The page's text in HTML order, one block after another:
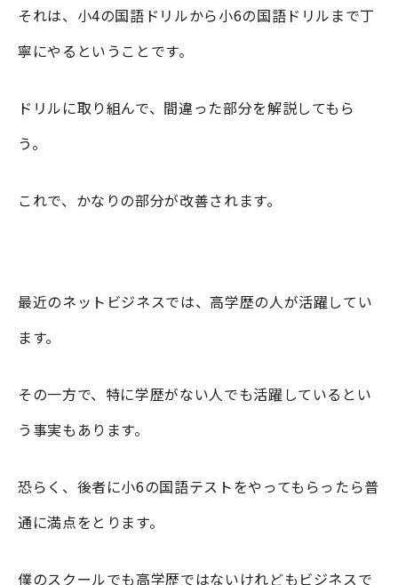
それは、小4の国語ドリルから小6の国語ドリルまで丁
寧にやるということです。
ドリルに取り組んで、間違った部分を解説してもら
う。
これで、かなりの部分が改善されます。
最近のネットビジネスでは、高学歴の人が活躍してい
ます。
その一方で、特に学歴がない人でも活躍しているとい
う事実もあります。
恐らく、後者に小6の国語テストをやってもらったら普
通に満点をとります。
僕のスクールでも高学歴ではないけれどもビジネスで